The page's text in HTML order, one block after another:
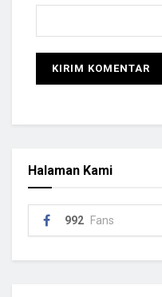
Halaman Kami
992 Fans